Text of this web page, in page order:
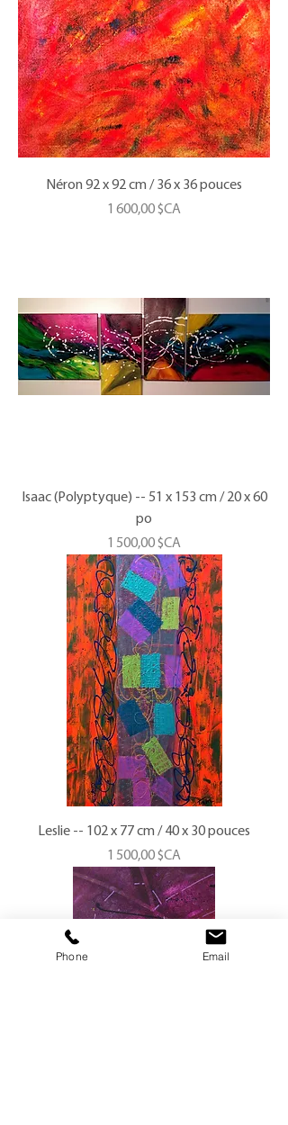
Néron 92 x 92 cm / 36 x 36 pouces
Prix
1 600,00 $CA
Isaac (Polyptyque) -- 51 x 153 cm / 20 x 60
po
Prix
1 500,00 $CA
Leslie -- 102 x 77 cm / 40 x 30 pouces
Prix
1 500,00 $CA
Phone Email